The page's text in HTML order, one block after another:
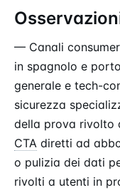
— Canali
in spagnolo e
generale e tech-
sicurezza
della prova rivolto
CTA diretti ad
o pulizia dei dati
rivolti a utenti in